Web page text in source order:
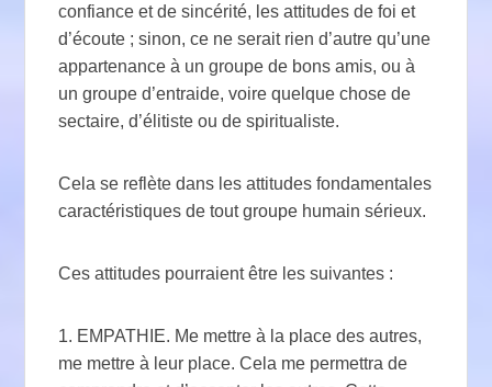
confiance et de sincérité, les attitudes de foi et
d’écoute ; sinon, ce ne serait rien d’autre qu’une
appartenance à un groupe de bons amis, ou à
un groupe d’entraide, voire quelque chose de
sectaire, d’élitiste ou de spiritualiste.
Cela se reflète dans les attitudes fondamentales
caractéristiques de tout groupe humain sérieux.
Ces attitudes pourraient être les suivantes :
1. EMPATHIE. Me mettre à la place des autres,
me mettre à leur place. Cela me permettra de